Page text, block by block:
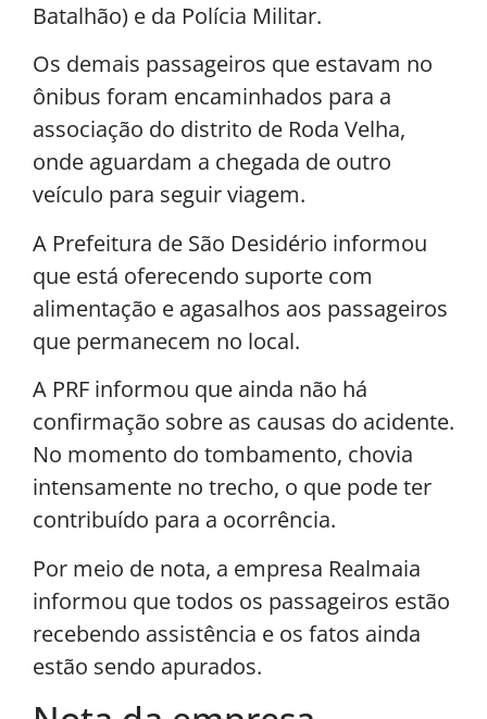
Batalhão) e da Polícia Militar.
Os demais passageiros que estavam no
ônibus foram encaminhados para a
associação do distrito de Roda Velha,
onde aguardam a chegada de outro
veículo para seguir viagem.
A Prefeitura de São Desidério informou
que está oferecendo suporte com
alimentação e agasalhos aos passageiros
que permanecem no local.
A PRF informou que ainda não há
confirmação sobre as causas do acidente.
No momento do tombamento, chovia
intensamente no trecho, o que pode ter
contribuído para a ocorrência.
Por meio de nota, a empresa Realmaia
informou que todos os passageiros estão
recebendo assistência e os fatos ainda
estão sendo apurados.